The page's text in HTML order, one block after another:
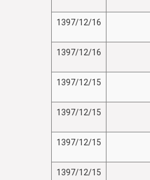
1397/12/16
1397/12/16
1397/12/15
1397/12/15
1397/12/15
1397/12/15